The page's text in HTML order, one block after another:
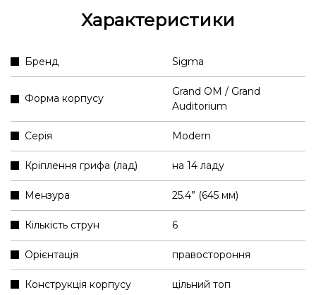
Характеристики
Бренд Sigma
Форма корпусу
Grand OM / Grand
Auditorium
Серія Modern
Кріплення грифа (лад) на 14 ладу
Мензура 25.4” (645 мм)
Кількість струн 6
Орієнтація правостороння
Конструкція корпусу цільний топ